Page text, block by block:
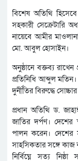
বিশেষ অতিথি
সহকারী সেক্রেটারি
নায়েবে আমীর
মো. আবুল হোসাইন।
অনুষ্ঠানে বক্তব্য
প্রতিনিধি আব্দুল
দুর্নীতির বিরুদ্ধে
প্রধান অতিথি ড.
জাতির দর্পণ। দেশের
পালন করেন। দেশের
সাহসিকতার সঙ্গে
নির্বিঘ্নে সত্য